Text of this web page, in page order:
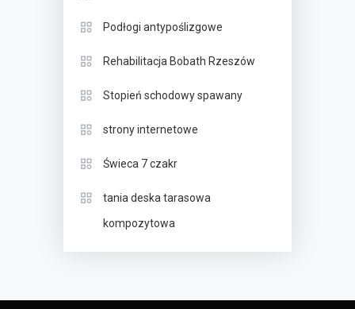
Podłogi antypoślizgowe
Rehabilitacja Bobath Rzeszów
Stopień schodowy spawany
strony internetowe
Świeca 7 czakr
tania deska tarasowa
kompozytowa